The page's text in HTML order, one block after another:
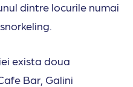
dintre locurile numai
exista doua
Bar, Galini